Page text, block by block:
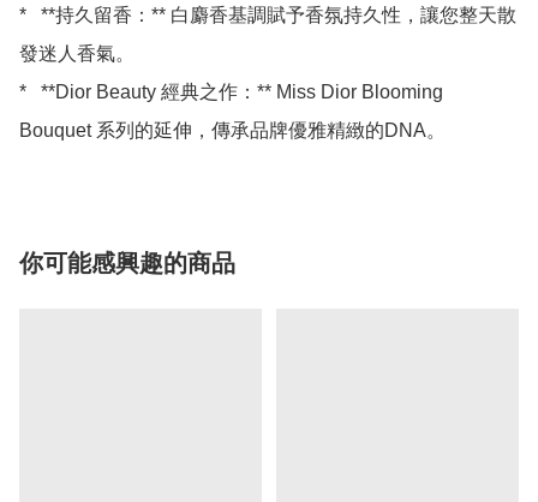
*   **持久留香：** 白麝香基調賦予香氛持久性，讓您整天散
發迷人香氣。
*   **Dior Beauty 經典之作：** Miss Dior Blooming
你可能感興趣的商品